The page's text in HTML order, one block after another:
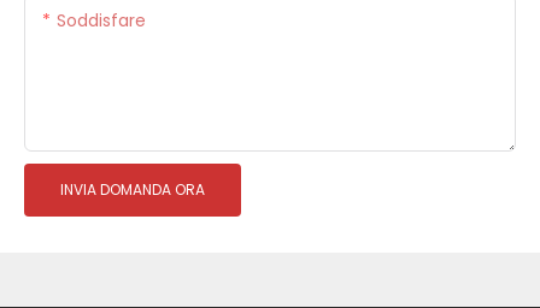
Soddisfare
INVIA DOMANDA ORA